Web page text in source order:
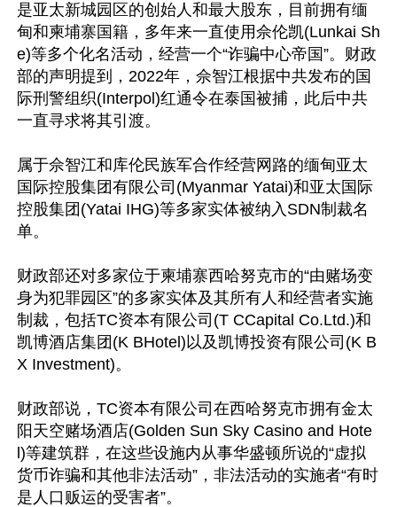
是亚太新城园区的创始人和最大股东，目前拥有缅
甸和柬埔寨国籍，多年来一直使用佘伦凯(Lunkai Sh
e)等多个化名活动，经营一个“诈骗中心帝国”。财政
部的声明提到，2022年，佘智江根据中共发布的国
际刑警组织(Interpol)红通令在泰国被捕，此后中共
一直寻求将其引渡。
属于佘智江和库伦民族军合作经营网路的缅甸亚太
国际控股集团有限公司(Myanmar Yatai)和亚太国际
控股集团(Yatai IHG)等多家实体被纳入SDN制裁名
单。
财政部还对多家位于柬埔寨西哈努克市的“由赌场变
身为犯罪园区”的多家实体及其所有人和经营者实施
制裁，包括TC资本有限公司(T CCapital Co.Ltd.)和
凯博酒店集团(K BHotel)以及凯博投资有限公司(K B
X Investment)。
财政部说，TC资本有限公司在西哈努克市拥有金太
阳天空赌场酒店(Golden Sun Sky Casino and Hote
l)等建筑群，在这些设施内从事华盛顿所说的“虚拟
货币诈骗和其他非法活动”，非法活动的实施者“有时
是人口贩运的受害者”。